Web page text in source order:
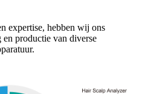
expertise, hebben wij ons
productie van diverse